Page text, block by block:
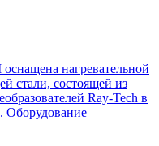
нагревательной
стали, состоящей из
Ray-Tech в
Оборудование